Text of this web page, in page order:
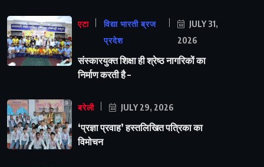
एटा
विद्या भारती ब्रज
प्रदेश
JULY 31,
2026
संस्कारयुक्त शिक्षा ही श्रेष्ठ नागरिकों का
निर्माण करती है –
बरेली JULY 29, 2026
‘प्रज्ञा प्रवाह’ हस्तलिखित पत्रिका का
विमोचन